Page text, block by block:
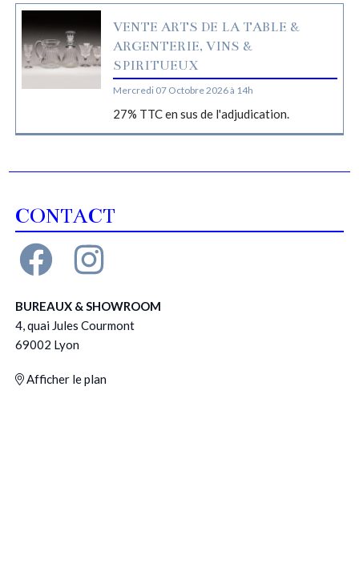
VENTE ARTS DE LA TABLE &
ARGENTERIE, VINS &
SPIRITUEUX
Mercredi 07 Octobre 2026 à 14h
27% TTC en sus de l'adjudication.
CONTACT
BUREAUX & SHOWROOM
4, quai Jules Courmont
69002 Lyon
Afficher le plan